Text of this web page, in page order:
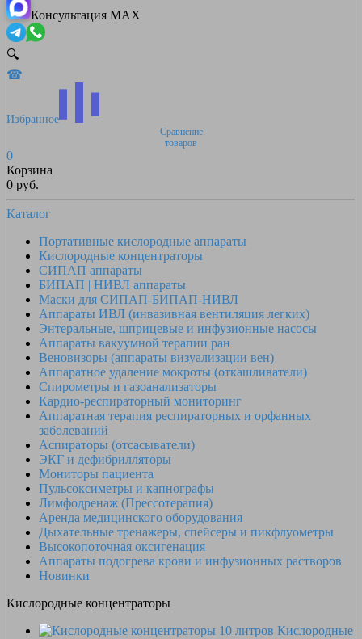
Консультация MAX
🔍
☎
Избранное
Сравнение
товаров
0
Корзина
0 руб.
Каталог
Портативные кислородные аппараты
Кислородные концентраторы
СИПАП аппараты
БИПАП | НИВЛ аппараты
Маски для СИПАП-БИПАП-НИВЛ
Аппараты ИВЛ (инвазивная вентиляция легких)
Энтеральные, шприцевые и инфузионные насосы
Аппараты вакуумной терапии ран
Веновизоры (аппараты визуализации вен)
Аппаратное удаление мокроты (откашливатели)
Спирометры и газоанализаторы
Кардио-респираторный мониторинг
Аппаратная терапия респираторных и орфанных
заболеваний
Аспираторы (отсасыватели)
ЭКГ и дефибрилляторы
Мониторы пациента
Пульсоксиметры и капнографы
Лимфодренаж (Прессотерапия)
Аренда медицинского оборудования
Дыхательные тренажеры, спейсеры и пикфлуометры
Высокопоточная оксигенация
Аппараты подогрева крови и инфузионных растворов
Новинки
Кислородные концентраторы
Кислородные